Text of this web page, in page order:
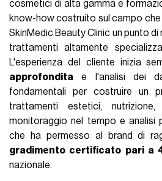
cosmetici di alta gamma e
know-how costruito sul campo
SkinMedic Beauty Clinic un punto
trattamenti altamente
L'esperienza del cliente inizia
approfondita e l'analisi dei
fondamentali per costruire un
trattamenti estetici, nutrizione,
monitoraggio nel tempo e analisi
che ha permesso al brand di
gradimento certificato pari a
nazionale.